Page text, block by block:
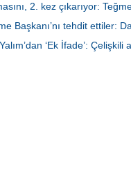
2. kez çıkarıyor:
Başkanı’nı tehdit ettiler:
‘Ek İfade’: